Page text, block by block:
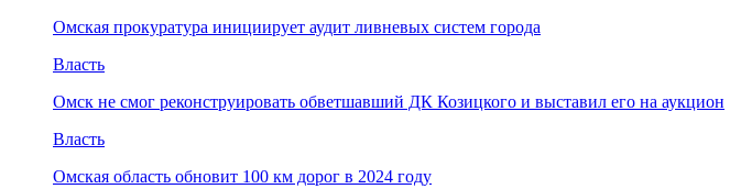
Омская прокуратура инициирует аудит ливневых систем города
Власть
Омск не смог реконструировать обветшавший ДК Козицкого и выставил его на аукцион
Власть
Омская область обновит 100 км дорог в 2024 году